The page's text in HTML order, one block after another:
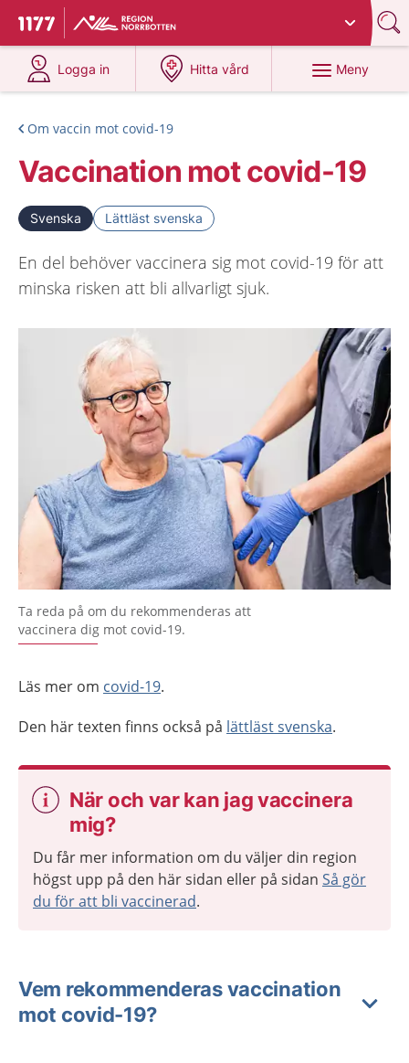
Till startsidan för 1177
Du har valt region
Logga in
på 1177.se
Hitta vård
på 1177.se
Meny
Om vaccin mot covid-19
Vaccination mot covid-19
Svenska Lättläst svenska
En del behöver vaccinera sig mot covid-19 för att
minska risken att bli allvarligt sjuk.
Ta reda på om du rekommenderas att
vaccinera dig mot covid-19.
Läs mer om covid-19.
Den här texten finns också på lättläst svenska.
När och var kan jag vaccinera
mig?
Du får mer information om du väljer din region
högst upp på den här sidan eller på sidan Så gör
du för att bli vaccinerad.
Vem rekommenderas vaccination
mot covid-19?